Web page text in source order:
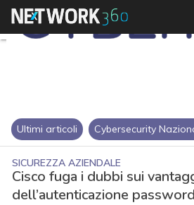
Ultimi articoli Cybersecurity
SICUREZZA AZIENDALE
Cisco fuga i dubbi sui
dell’autenticazione